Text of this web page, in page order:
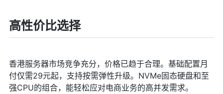
高性价比选择
香港服务器市场竞争充分，价格已趋于合理。基础配置月
付仅需29元起，支持按需弹性升级。NVMe固态硬盘和至
强CPU的组合，能轻松应对电商业务的高并发需求。